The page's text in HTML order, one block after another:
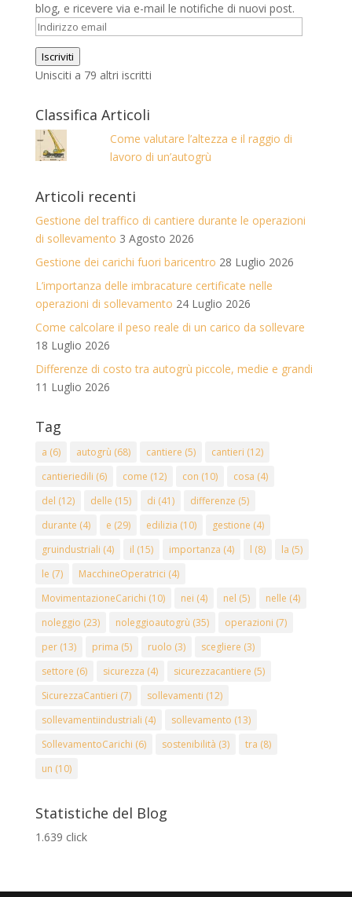
blog, e ricevere via e-mail le notifiche di nuovi post.
Indirizzo
email
Iscriviti
Unisciti a 79 altri iscritti
Classifica Articoli
Come valutare l’altezza e il raggio di
lavoro di un’autogrù
Articoli recenti
Gestione del traffico di cantiere durante le operazioni
di sollevamento 3 Agosto 2026
Gestione dei carichi fuori baricentro 28 Luglio 2026
L’importanza delle imbracature certificate nelle
operazioni di sollevamento 24 Luglio 2026
Come calcolare il peso reale di un carico da sollevare
18 Luglio 2026
Differenze di costo tra autogrù piccole, medie e grandi
11 Luglio 2026
Tag
a (6) autogrù (68) cantiere (5) cantieri (12)
cantieriedili (6) come (12) con (10) cosa (4)
del (12) delle (15) di (41) differenze (5)
durante (4) e (29) edilizia (10) gestione (4)
gruindustriali (4) il (15) importanza (4) l (8) la (5)
le (7) MacchineOperatrici (4)
MovimentazioneCarichi (10) nei (4) nel (5) nelle (4)
noleggio (23) noleggioautogrù (35) operazioni (7)
per(13) prima (5) ruolo (3) scegliere (3)
settore (6) sicurezza (4) sicurezzacantiere (5)
SicurezzaCantieri (7) sollevamenti (12)
sollevamentiindustriali (4) sollevamento (13)
SollevamentoCarichi (6) sostenibilità (3) tra (8)
un (10)
Statistiche del Blog
1.639 click